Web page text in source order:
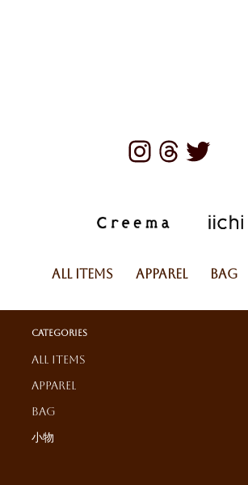
All Items Apparel Bag
Categories
All Items
Apparel
Bag
小物